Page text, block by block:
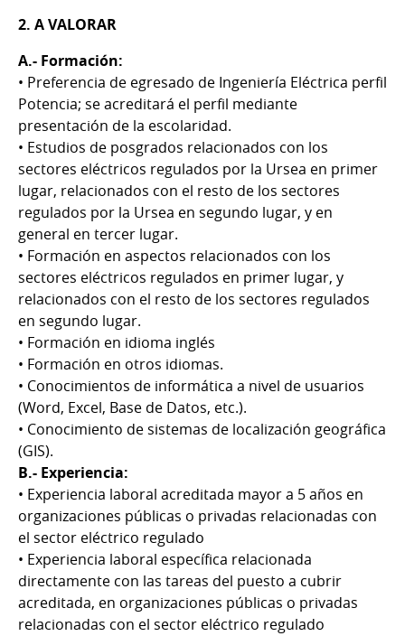
2. A VALORAR
A.- Formación:
• Preferencia de egresado de Ingeniería Eléctrica perfil
Potencia; se acreditará el perfil mediante
presentación de la escolaridad.
• Estudios de posgrados relacionados con los
sectores eléctricos regulados por la Ursea en primer
lugar, relacionados con el resto de los sectores
regulados por la Ursea en segundo lugar, y en
general en tercer lugar.
• Formación en aspectos relacionados con los
sectores eléctricos regulados en primer lugar, y
relacionados con el resto de los sectores regulados
en segundo lugar.
• Formación en idioma inglés
• Formación en otros idiomas.
• Conocimientos de informática a nivel de usuarios
(Word, Excel, Base de Datos, etc.).
• Conocimiento de sistemas de localización geográfica
(GIS).
B.- Experiencia:
• Experiencia laboral acreditada mayor a 5 años en
organizaciones públicas o privadas relacionadas con
el sector eléctrico regulado
• Experiencia laboral específica relacionada
directamente con las tareas del puesto a cubrir
acreditada, en organizaciones públicas o privadas
relacionadas con el sector eléctrico regulado